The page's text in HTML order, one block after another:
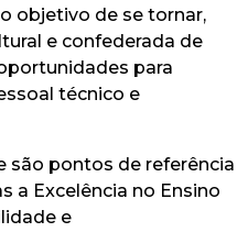
objetivo de se tornar,
e confederada de
para
técnico e
são pontos de referência
a Excelência no Ensino
e